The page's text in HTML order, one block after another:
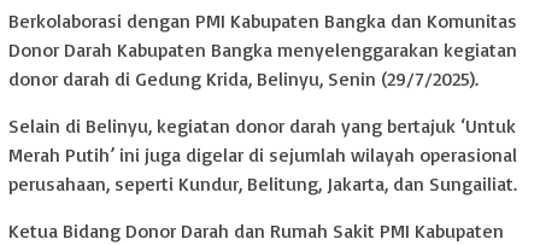
Berkolaborasi dengan PMI Kabupaten Bangka dan Komunitas
Donor Darah Kabupaten Bangka menyelenggarakan kegiatan
donor darah di Gedung Krida, Belinyu, Senin (29/7/2025).
Selain di Belinyu, kegiatan donor darah yang bertajuk ‘Untuk
Merah Putih’ ini juga digelar di sejumlah wilayah operasional
perusahaan, seperti Kundur, Belitung, Jakarta, dan Sungailiat.
Ketua Bidang Donor Darah dan Rumah Sakit PMI Kabupaten